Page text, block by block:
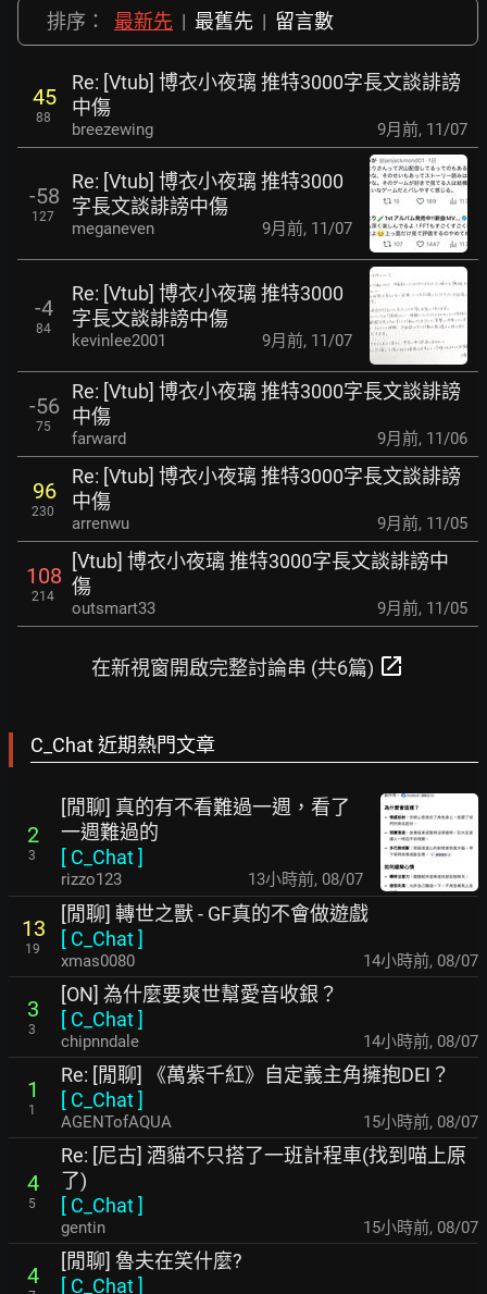
排序： 最新先 | 最舊先 | 留言數
45
88
Re: [Vtub] 博衣小夜璃 推特3000字長文談誹謗
中傷
breezewing 9月前, 11/07
-58
127
Re: [Vtub] 博衣小夜璃 推特3000
字長文談誹謗中傷
meganeven 9月前, 11/07
-4
84
Re: [Vtub] 博衣小夜璃 推特3000
字長文談誹謗中傷
kevinlee2001 9月前, 11/07
-56
75
Re: [Vtub] 博衣小夜璃 推特3000字長文談誹謗
中傷
farward 9月前, 11/06
96
230
Re: [Vtub] 博衣小夜璃 推特3000字長文談誹謗
中傷
arrenwu 9月前, 11/05
108
214
[Vtub] 博衣小夜璃 推特3000字長文談誹謗中
傷
outsmart33 9月前, 11/05
在新視窗開啟完整討論串 (共6篇) open_in_new
C_Chat 近期熱門文章
2
3
[閒聊] 真的有不看難過一週，看了
一週難過的
[ C_Chat]
rizzo123 13小時前, 08/07
13
19
[閒聊] 轉世之獸 - GF真的不會做遊戲
[ C_Chat]
xmas0080 14小時前, 08/07
3
3
[ON] 為什麼要爽世幫愛音收銀？
[ C_Chat]
chipnndale 14小時前, 08/07
1
1
Re: [閒聊] 《萬紫千紅》自定義主角擁抱DEI？
[ C_Chat]
AGENTofAQUA 15小時前, 08/07
4
5
Re: [尼古] 酒貓不只搭了一班計程車(找到喵上原
了)
[ C_Chat]
gentin 15小時前, 08/07
4
[閒聊] 魯夫在笑什麼?
[ C_Chat]